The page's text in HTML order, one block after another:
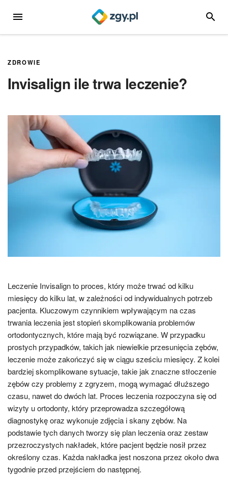
MENU
ZDROWIE
Invisalign ile trwa leczenie?
Leczenie Invisalign to proces, który może trwać od kilku
miesięcy do kilku lat, w zależności od indywidualnych potrzeb
pacjenta. Kluczowym czynnikiem wpływającym na czas
trwania leczenia jest stopień skomplikowania problemów
ortodontycznych, które mają być rozwiązane. W przypadku
prostych przypadków, takich jak niewielkie przesunięcia zębów,
leczenie może zakończyć się w ciągu sześciu miesięcy. Z kolei
bardziej skomplikowane sytuacje, takie jak znaczne stłoczenie
zębów czy problemy z zgryzem, mogą wymagać dłuższego
czasu, nawet do dwóch lat. Proces leczenia rozpoczyna się od
wizyty u ortodonty, który przeprowadza szczegółową
diagnostykę oraz wykonuje zdjęcia i skany zębów. Na
podstawie tych danych tworzy się plan leczenia oraz zestaw
przezroczystych nakładek, które pacjent będzie nosił przez
określony czas. Każda nakładka jest noszona przez około dwa
tygodnie przed przejściem do następnej.